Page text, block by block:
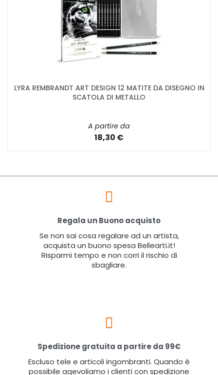
LYRA REMBRANDT ART DESIGN 12 MATITE DA DISEGNO IN
SCATOLA DI METALLO
A partire da
18,30 €
Regala un Buono acquisto
Se non sai cosa regalare ad un artista,
acquista un buono spesa Bellearti.it!
Risparmi tempo e non corri il rischio di
sbagliare.
Spedizione gratuita a partire da 99€
Escluso tele e articoli ingombranti. Quando è
possibile agevoliamo i clienti con spedizione